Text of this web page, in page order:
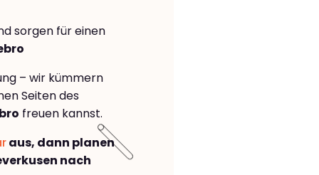
sorgen für einen
– wir kümmern
Seiten des
freuen kannst.
aus, dann planen
nach